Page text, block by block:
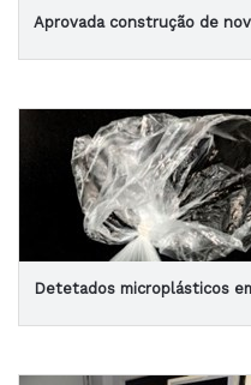
Aprovada construção de
Detetados microplásticos